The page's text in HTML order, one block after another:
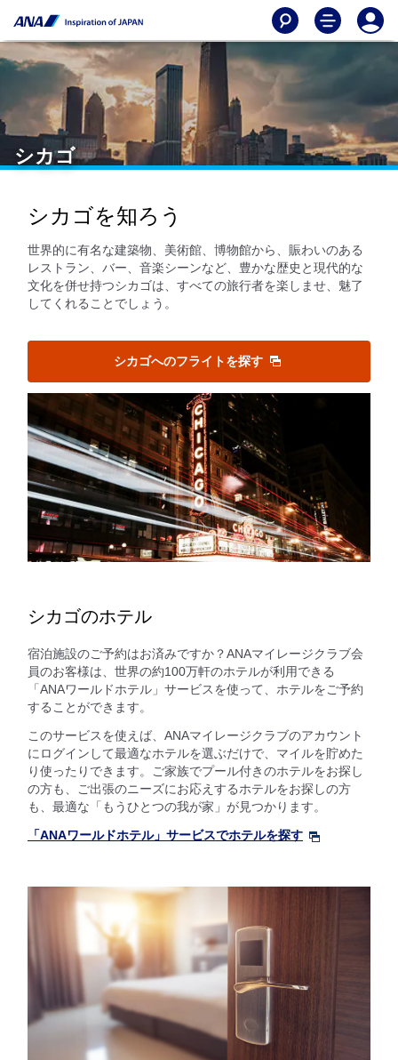
シカゴ
シカゴを知ろう
世界的に有名な建築物、美術館、博物館から、賑わいのある
レストラン、バー、音楽シーンなど、豊かな歴史と現代的な
文化を併せ持つシカゴは、すべての旅行者を楽しませ、魅了
してくれることでしょう。
シカゴへのフライトを探す
シカゴのホテル
宿泊施設のご予約はお済みですか？ANAマイレージクラブ会
員のお客様は、世界の約100万軒のホテルが利用できる
「ANAワールドホテル」サービスを使って、ホテルをご予約
することができます。
このサービスを使えば、ANAマイレージクラブのアカウント
にログインして最適なホテルを選ぶだけで、マイルを貯めた
り使ったりできます。ご家族でプール付きのホテルをお探し
の方も、ご出張のニーズにお応えするホテルをお探しの方
も、最適な「もうひとつの我が家」が見つかります。
「ANAワールドホテル」サービスでホテルを探す